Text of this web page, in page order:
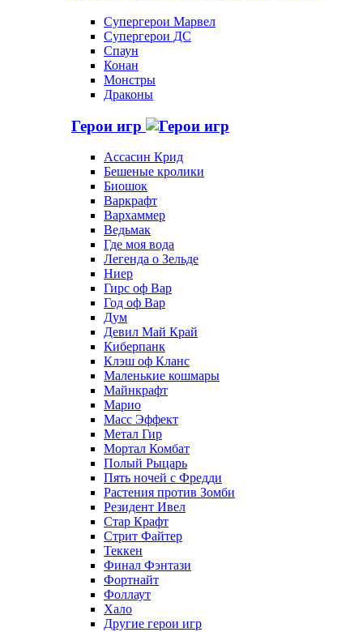
Супергерои Марвел
Супергерои ДС
Спаун
Конан
Монстры
Драконы
Герои игр
Ассасин Крид
Бешеные кролики
Биошок
Варкрафт
Вархаммер
Ведьмак
Где моя вода
Легенда о Зельде
Ниер
Гирс оф Вар
Год оф Вар
Дум
Девил Май Край
Киберпанк
Клэш оф Кланс
Маленькие кошмары
Майнкрафт
Марио
Масс Эффект
Метал Гир
Мортал Комбат
Полый Рыцарь
Пять ночей с Фредди
Растения против Зомби
Резидент Ивел
Стар Крафт
Стрит Файтер
Теккен
Финал Фэнтази
Фортнайт
Фоллаут
Хало
Другие герои игр